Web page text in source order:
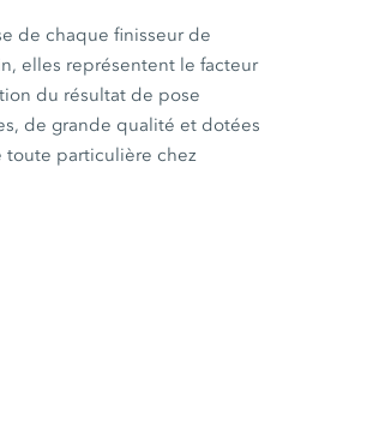
de chaque finisseur de
elles représentent le facteur
du résultat de pose
de grande qualité et dotées
toute particulière chez